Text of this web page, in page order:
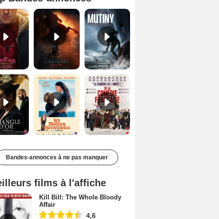
Les Matins merveilleux Bande-annonce VF De la Comédie-Française Teaser VF
Bandes-annonces à ne pas manquer
films à l'affiche
Kill Bill: The Whole Bloody
Affair
4,6